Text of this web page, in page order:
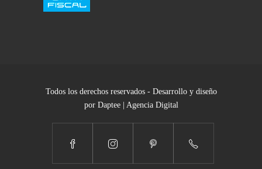
Todos los derechos reservados - Desarrollo y diseño
por Daptee | Agencia Digital